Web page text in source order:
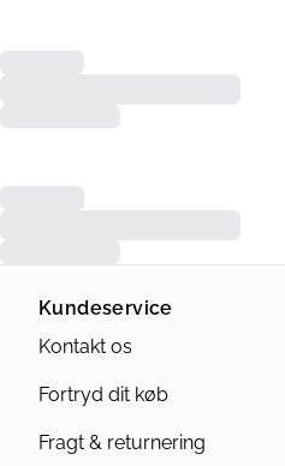
Kundeservice
Kontakt os
Fortryd dit køb
Fragt & returnering